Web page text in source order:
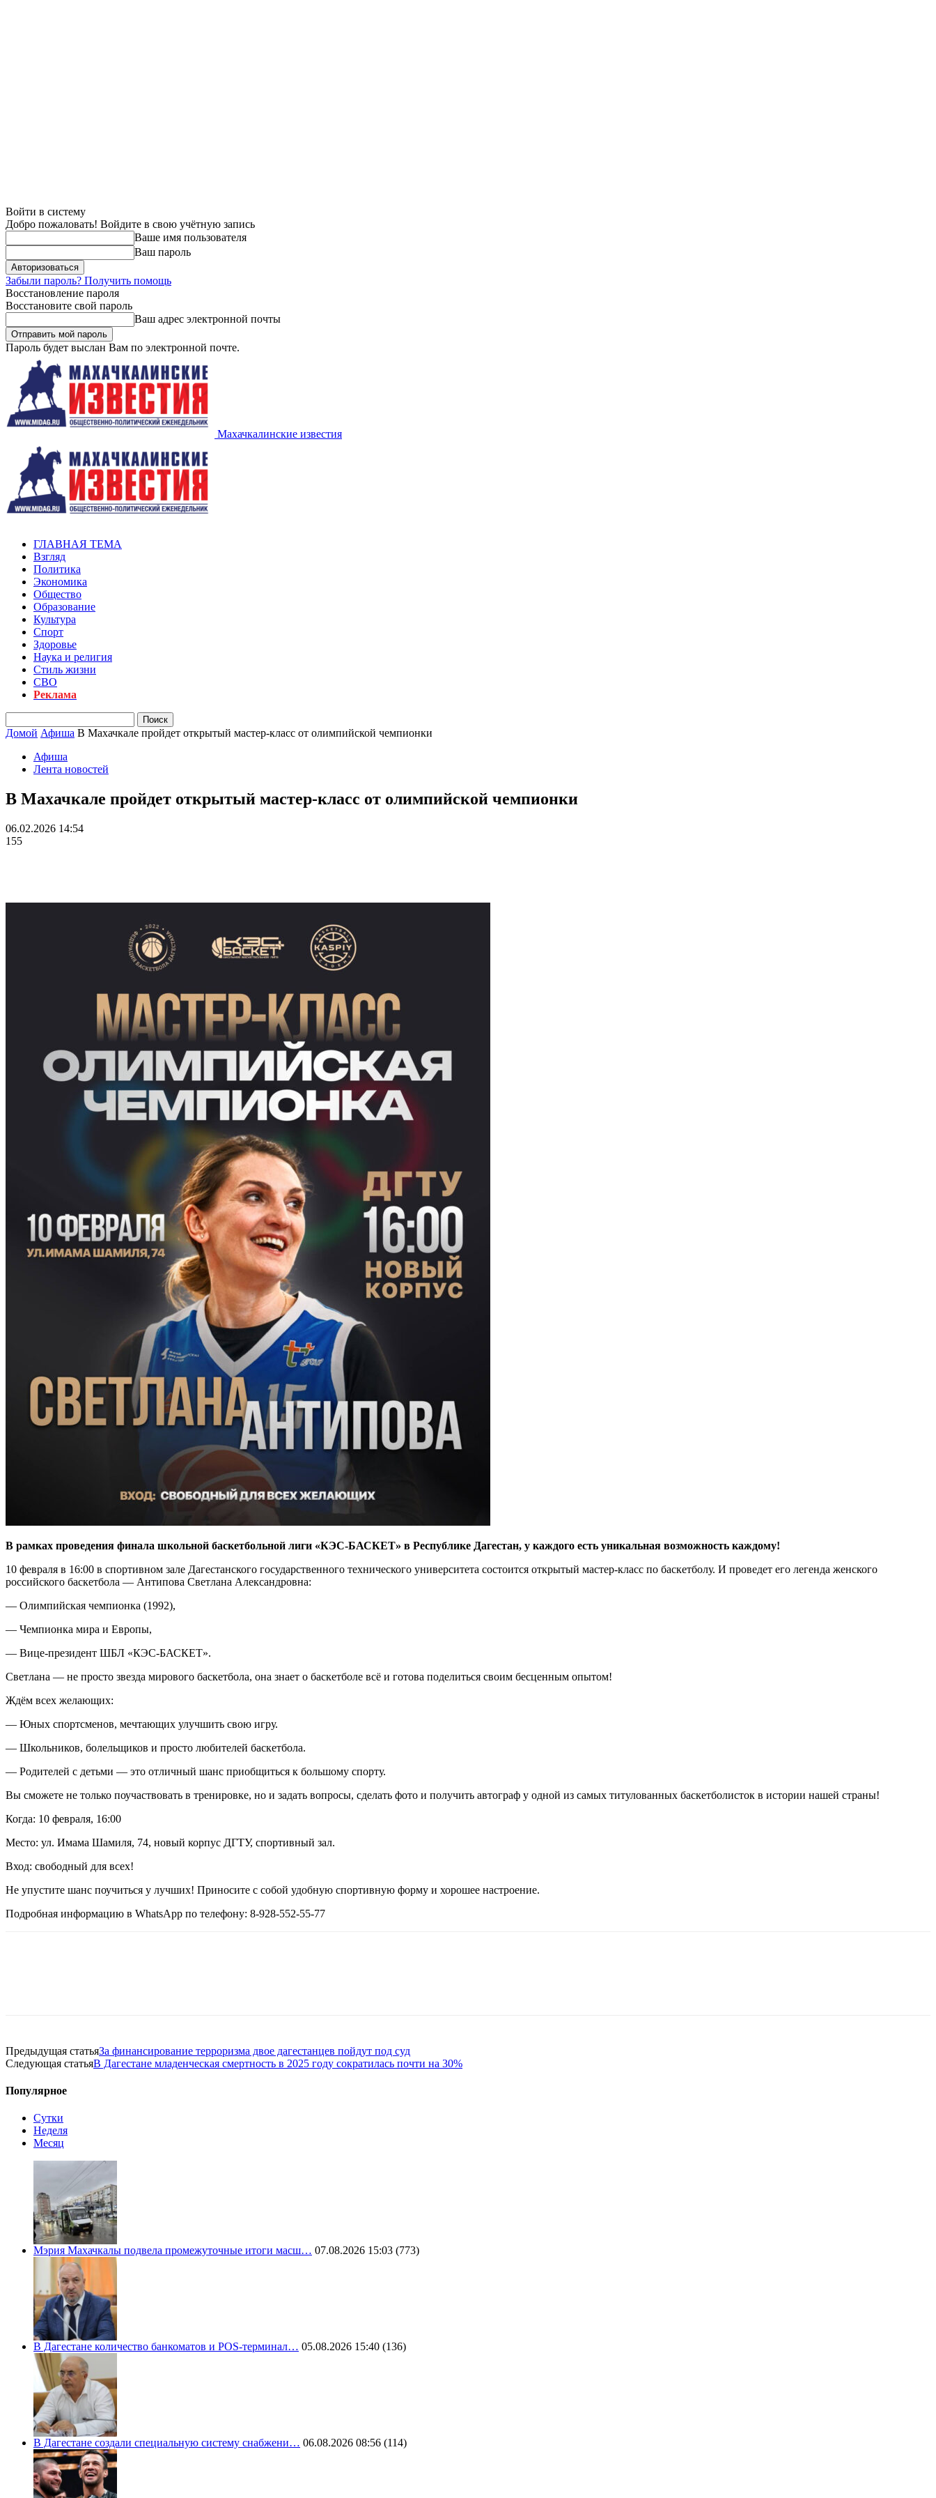
Войти в систему
Добро пожаловать! Войдите в свою учётную запись
Ваше имя пользователя
Ваш пароль
Забыли пароль? Получить помощь
Восстановление пароля
Восстановите свой пароль
Ваш адрес электронной почты
Пароль будет выслан Вам по электронной почте.
Махачкалинские известия
ГЛАВНАЯ ТЕМА
Взгляд
Политика
Экономика
Общество
Образование
Культура
Спорт
Здоровье
Наука и религия
Стиль жизни
СВО
Реклама
Домой Афиша В Махачкале пройдет открытый мастер-класс от олимпийской чемпионки
Афиша
Лента новостей
В Махачкале пройдет открытый мастер-класс от олимпийской чемпионки
06.02.2026 14:54
155
В рамках проведения финала школьной баскетбольной лиги «КЭС-БАСКЕТ» в Республике Дагестан, у каждого есть уникальная возможность каждому!
10 февраля в 16:00 в спортивном зале Дагестанского государственного технического университета состоится открытый мастер-класс по баскетболу. И проведет его легенда женского
российского баскетбола — Антипова Светлана Александровна:
— Олимпийская чемпионка (1992),
— Чемпионка мира и Европы,
— Вице-президент ШБЛ «КЭС-БАСКЕТ».
Светлана — не просто звезда мирового баскетбола, она знает о баскетболе всё и готова поделиться своим бесценным опытом!
Ждём всех желающих:
— Юных спортсменов, мечтающих улучшить свою игру.
— Школьников, болельщиков и просто любителей баскетбола.
— Родителей с детьми — это отличный шанс приобщиться к большому спорту.
Вы сможете не только поучаствовать в тренировке, но и задать вопросы, сделать фото и получить автограф у одной из самых титулованных баскетболисток в истории нашей страны!
Когда: 10 февраля, 16:00
Место: ул. Имама Шамиля, 74, новый корпус ДГТУ, спортивный зал.
Вход: свободный для всех!
Не упустите шанс поучиться у лучших! Приносите с собой удобную спортивную форму и хорошее настроение.
Подробная информацию в WhatsApp по телефону: 8-928-552-55-77
Предыдущая статьяЗа финансирование терроризма двое дагестанцев пойдут под суд
Следующая статьяВ Дагестане младенческая смертность в 2025 году сократилась почти на 30%
Популярное
Сутки
Неделя
Месяц
Мэрия Махачкалы подвела промежуточные итоги масш… 07.08.2026 15:03 (773)
В Дагестане количество банкоматов и POS-терминал… 05.08.2026 15:40 (136)
В Дагестане создали специальную систему снабжени… 06.08.2026 08:56 (114)